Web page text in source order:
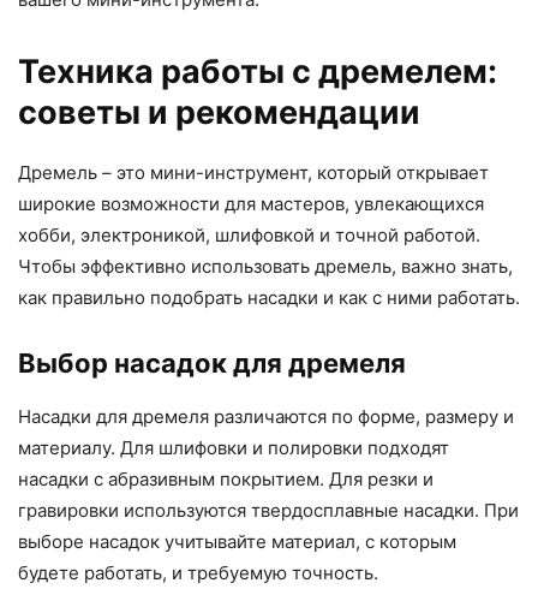
Техника работы с дремелем:
советы и рекомендации
Дремель – это мини-инструмент, который открывает
широкие возможности для мастеров, увлекающихся
хобби, электроникой, шлифовкой и точной работой.
Чтобы эффективно использовать дремель, важно знать,
как правильно подобрать насадки и как с ними работать.
Выбор насадок для дремеля
Насадки для дремеля различаются по форме, размеру и
материалу. Для шлифовки и полировки подходят
насадки с абразивным покрытием. Для резки и
гравировки используются твердосплавные насадки. При
выборе насадок учитывайте материал, с которым
будете работать, и требуемую точность.